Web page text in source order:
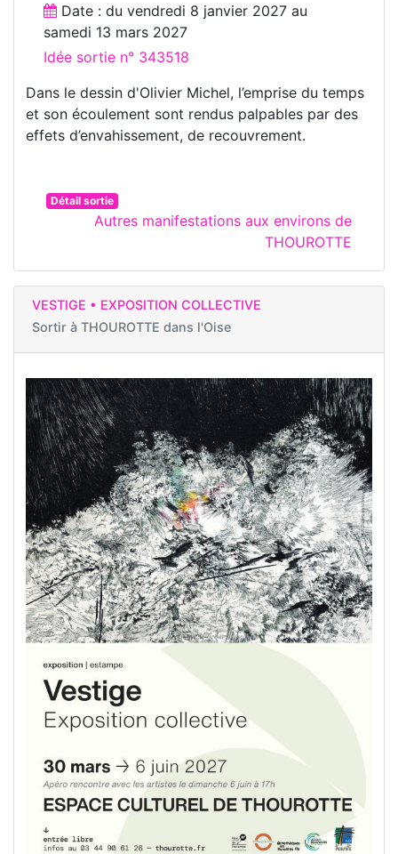
Date : du vendredi 8 janvier 2027 au
samedi 13 mars 2027
Idée sortie n° 343518
Dans le dessin d'Olivier Michel, l’emprise du temps
et son écoulement sont rendus palpables par des
effets d’envahissement, de recouvrement.
Détail sortie
Autres manifestations aux environs de
THOUROTTE
VESTIGE • EXPOSITION COLLECTIVE
Sortir à THOUROTTE dans l'Oise